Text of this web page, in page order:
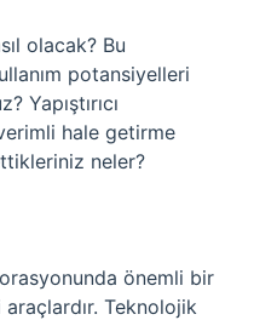
olacak? Bu
potansiyelleri
Yapıştırıcı
hale getirme
neler?
önemli bir
Teknolojik